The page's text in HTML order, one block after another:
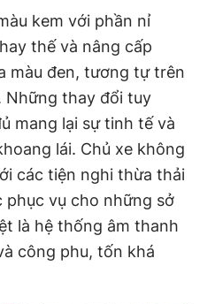
kem với phần nỉ
thế và nâng cấp
màu đen, tương tự trên
Những thay đổi tuy
mang lại sự tinh tế và
lái. Chủ xe không
các tiện nghi thừa thải
phục vụ cho những sở
là hệ thống âm thanh
công phu, tốn khá